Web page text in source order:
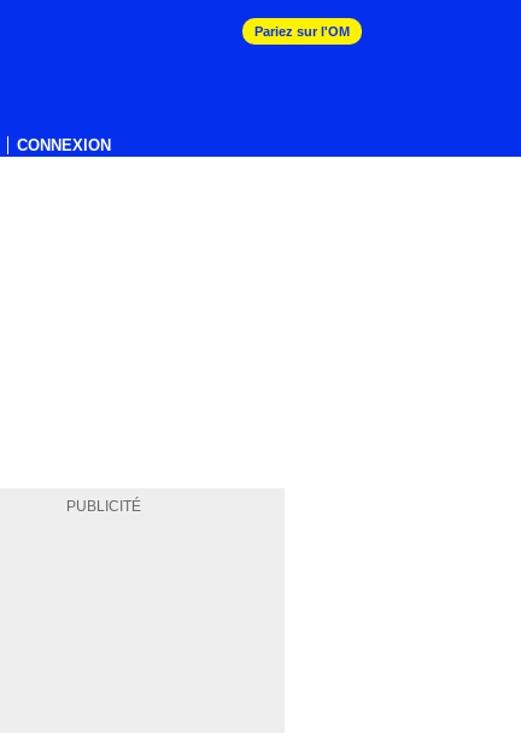
CONNEXION
Pariez sur l'OM
PUBLICITÉ